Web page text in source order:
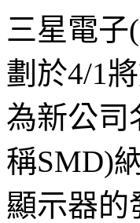
三星電子
劃於4/1
為新公司
稱SMD)
顯示器的